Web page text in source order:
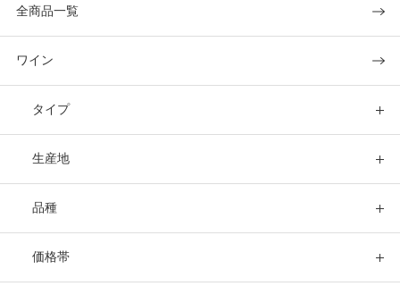
全商品一覧
ワイン
タイプ
生産地
品種
価格帯